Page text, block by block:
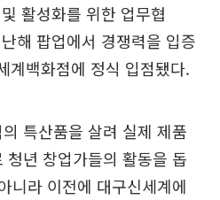
활성화를 위한 업무협
해 팝업에서 경쟁력을 입증
계백화점에 정식 입점됐다.
특산품을 살려 실제 제품
청년 창업가들의 활동을 돕
니라 이전에 대구신세계에